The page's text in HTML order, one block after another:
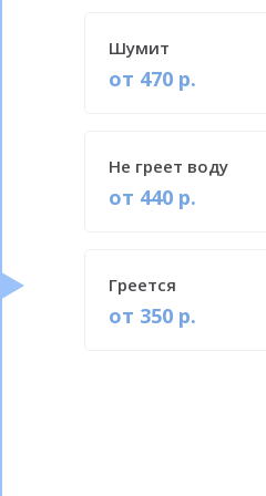
от 470 р.
Шумит
от 440 р.
Не греет воду
от 350 р.
Греется